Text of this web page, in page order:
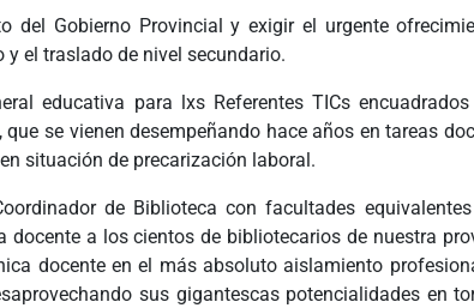
del Gobierno Provincial y exigir el urgente
el traslado de nivel secundario.
educativa para lxs Referentes TICs encuadrados
se vienen desempeñando hace años en tareas
situación de precarización laboral.
de Biblioteca con facultades
docente a los cientos de bibliotecarios de nuestra
docente en el más absoluto aislamiento
sus gigantescas potencialidades en